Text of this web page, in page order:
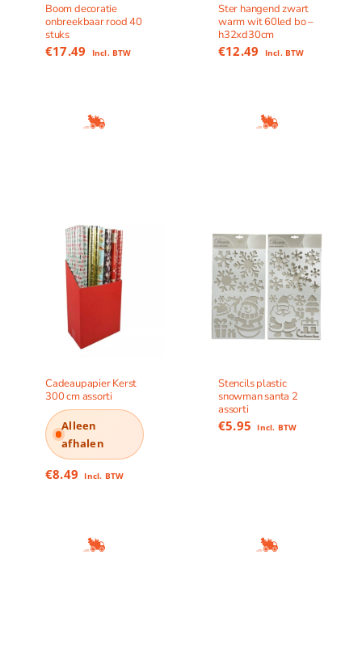
Boom decoratie
onbreekbaar rood 40
stuks
€17.49 Incl. BTW
Ster hangend zwart
warm wit 60led bo –
h32xd30cm
€12.49 Incl. BTW
Cadeaupapier Kerst
300 cm assorti
Alleen
afhalen
€8.49 Incl. BTW
Stencils plastic
snowman santa 2
assorti
€5.95 Incl. BTW